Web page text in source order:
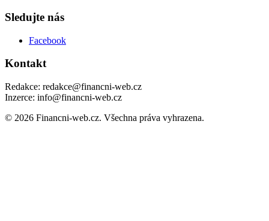
Sledujte nás
Facebook
Kontakt
Redakce: redakce@financni-web.cz
Inzerce: info@financni-web.cz
© 2026 Financni-web.cz. Všechna práva vyhrazena.